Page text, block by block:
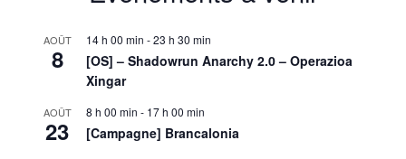
AOÛT
8
14 h 00 min -23 h 30 min
[OS] – Shadowrun Anarchy 2.0 – Operazioa
Xingar
AOÛT
23
8 h 00 min - 17 h 00 min
[Campagne] Brancalonia